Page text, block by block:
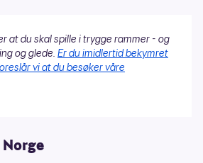
at du skal spille i trygge rammer - og
og glede. Er du imidlertid bekymret
vi at du besøker våre